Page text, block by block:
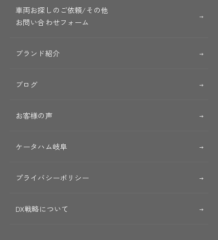
車両お探しのご依頼/その他
お問い合わせフォーム
ブランド紹介
ブログ
お客様の声
ケータハム岐阜
プライバシーポリシー
DX戦略について